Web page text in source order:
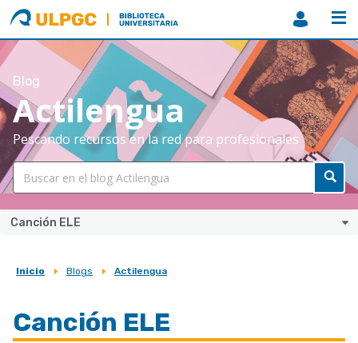
ULPGC
Biblioteca
ULPGC
Blog
Actilengua
Pescando recursos en la red para profesionales
Canción ELE
Sobrescribir
de
Inicio Blogs Actilengua
Canción ELE